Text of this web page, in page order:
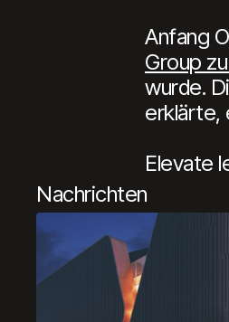
Anfang
Group
wurde.
erklärte,
Elevate
Nachrichten